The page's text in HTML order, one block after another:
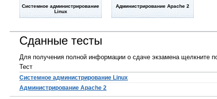
Системное администрирование
Linux
Администрирование Apache 2
Сданные тесты
Для получения полной информации о сдаче экзамена щелкните
Тест
Системное администрирование Linux
Администрирование Apache 2